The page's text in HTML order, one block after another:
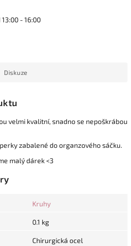
- 16:00
Diskuze
velmi kvalitní, snadno se nepoškrábou
zabalené do organzového sáčku.
malý dárek <3
Kruhy
0.1 kg
Chirurgická ocel